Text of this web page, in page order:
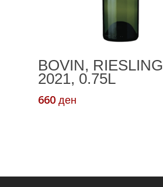
BOVIN, RIESLING
2021, 0.75L
660 ден